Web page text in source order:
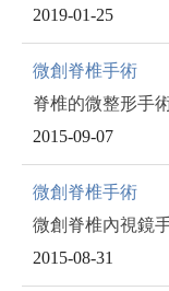
2019-01-25
微創脊椎手術
脊椎的微整形手
2015-09-07
微創脊椎手術
微創脊椎內視鏡
2015-08-31